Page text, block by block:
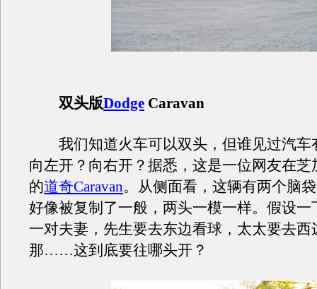
双头版Dodge Caravan
我们知道火车可以双头，但谁见过汽车
向左开？向右开？据悉，这是一位网友在芝
的道奇Caravan。从侧面看，这辆有两个脑
好像被复制了一般，两头一模一样。假设一
一对夫妻，先生要去东边看球，太太要去西
那……这到底要往哪头开？